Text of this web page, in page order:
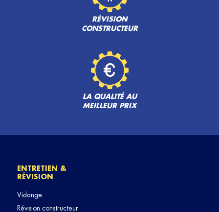
RÉVISION
CONSTRUCTEUR
LA QUALITÉ AU
MEILLEUR PRIX
ENTRETIEN &
RÉVISION
Vidange
Révision constructeur